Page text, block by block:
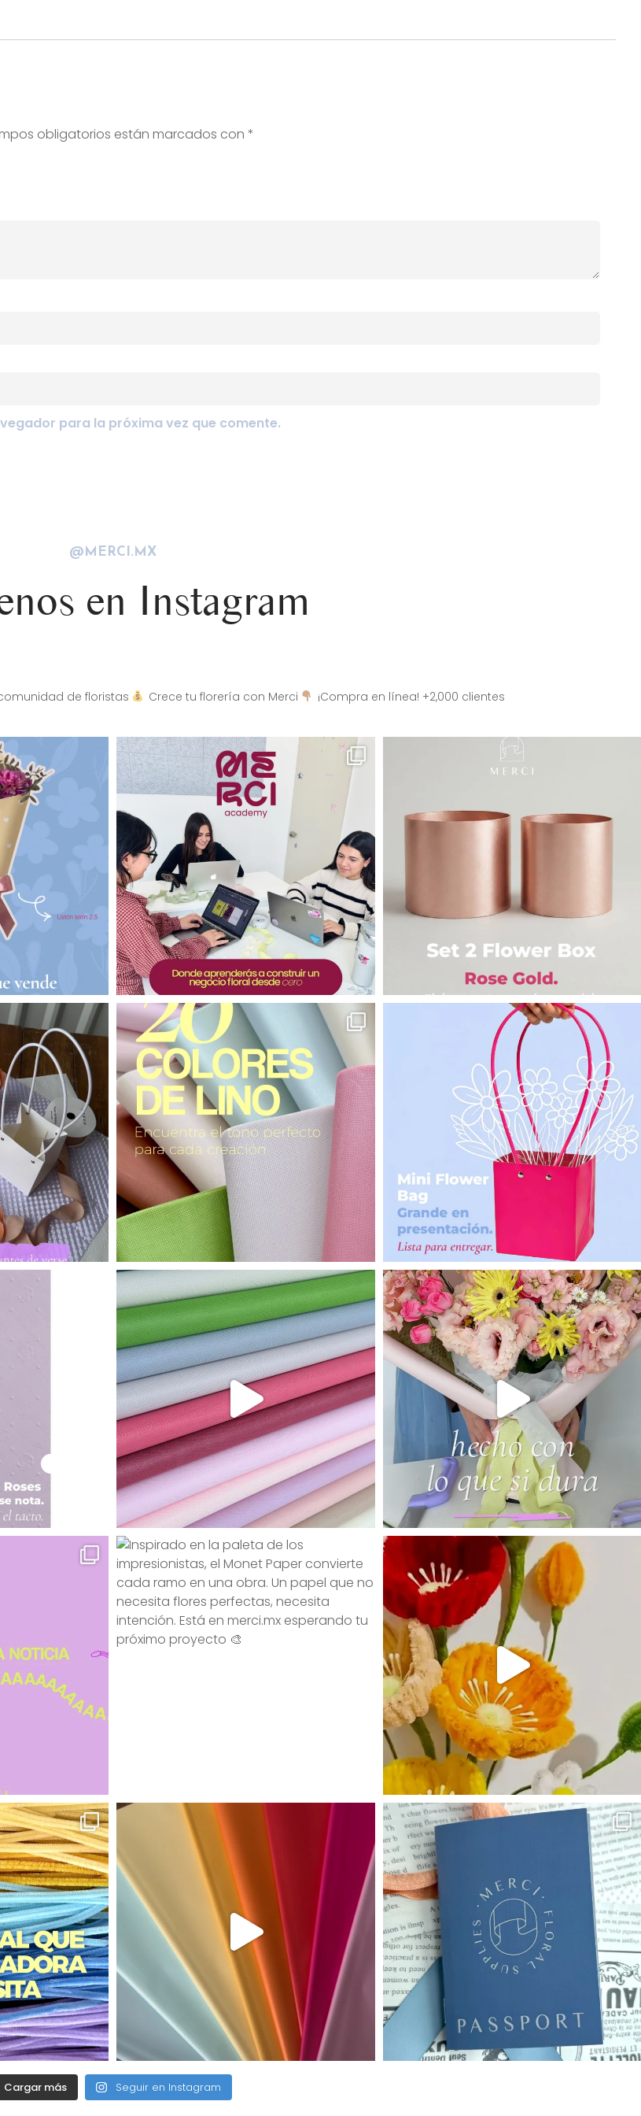
obligatorios están marcados con *
para la próxima vez que comente.
@MERCI.MX
en Instagram
de floristas Crece tu florería con Merci ¡Compra en línea! +2,000 clientes
Cargar más Seguir en Instagram